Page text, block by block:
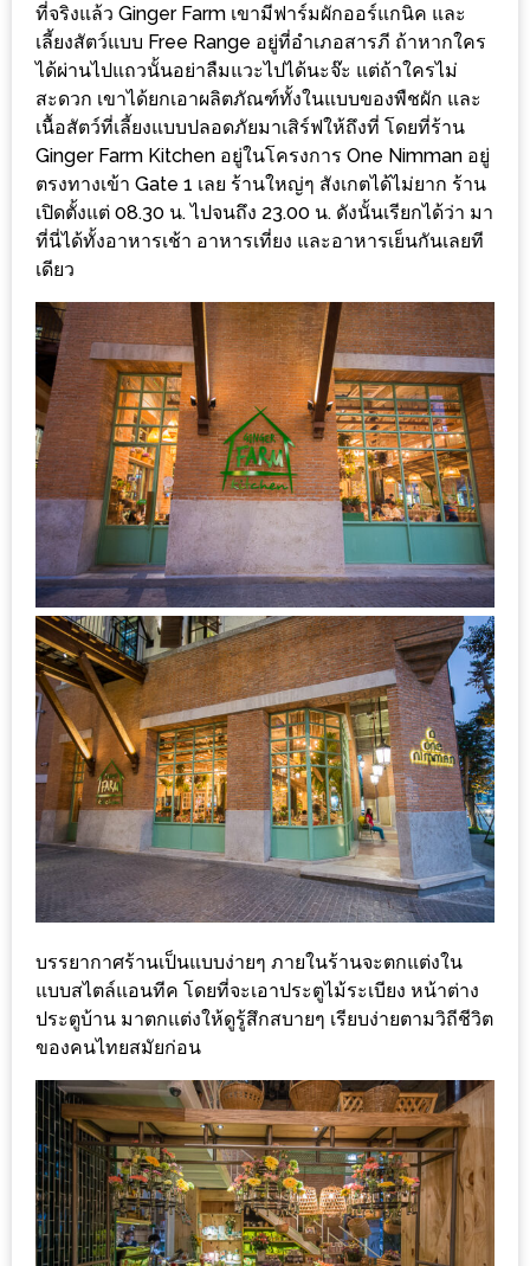
แม่ค้า
ร้าน
รวย
เสน่ห์
ของ
เชียงใหม่
ไป
ลอง
16
ร้าน
อร่อย
ที่
มา
ลอง
ถนน
คน
เดิน
วัน
อาทิตย์
ท่าแพ
เชียงใหม่
CART
CHECKOUT
DRAFT
–
บาร์บีคิว
สาว
เหนือ
กับ
สลัด
หนุ่ม
ที่จริงแล้ว Ginger Farm เขามีฟาร์มผักออร์แกนิค และ
เลี้ยงสัตว์แบบ Free Range อยู่ที่อำเภอสารภี ถ้าหากใคร
ได้ผ่านไปแถวนั้นอย่าลืมแวะไปได้นะจ๊ะ แต่ถ้าใครไม่
สะดวก เขาได้ยกเอาผลิตภัณฑ์ทั้งในแบบของพืชผัก และ
เนื้อสัตว์ที่เลี้ยงแบบปลอดภัยมาเสิร์ฟให้ถึงที่ โดยที่ร้าน
Ginger Farm Kitchen อยู่ในโครงการ One Nimman อยู่
ตรงทางเข้า Gate 1 เลย ร้านใหญ่ๆ สังเกตได้ไม่ยาก ร้าน
เปิดตั้งแต่ 08.30 น. ไปจนถึง 23.00 น. ดังนั้นเรียกได้ว่า มา
ที่นี่ได้ทั้งอาหารเช้า อาหารเที่ยง และอาหารเย็นกันเลยที
เดียว
บรรยากาศร้านเป็นแบบง่ายๆ ภายในร้านจะตกแต่งใน
แบบสไตล์แอนทีค โดยที่จะเอาประตูไม้ระเบียง หน้าต่าง
ประตูบ้าน มาตกแต่งให้ดูรู้สึกสบายๆ เรียบง่ายตามวิถีชีวิต
ของคนไทยสมัยก่อน